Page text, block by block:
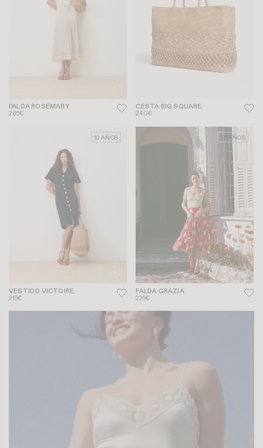
FALDA ROSEMARY
265€
CESTA BIG SQUARE
240€
10 AÑOS
VESTIDO VICTOIRE
215€
10 AÑOS
FALDA GRAZIA
225€